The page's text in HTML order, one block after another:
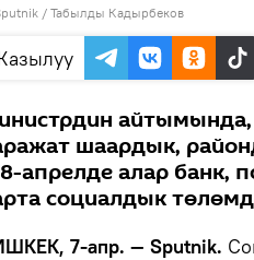
/ Табылды Кадырбеков
айтымында,
шаардык,
апрелде алар банк,
социалдык
7-апр. — Sputnik.